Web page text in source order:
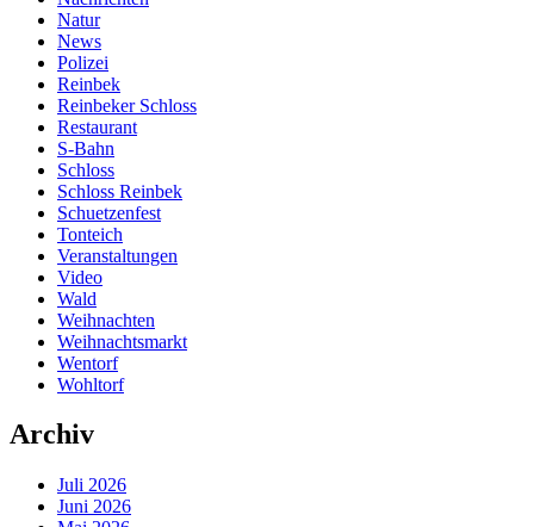
Natur
News
Polizei
Reinbek
Reinbeker Schloss
Restaurant
S-Bahn
Schloss
Schloss Reinbek
Schuetzenfest
Tonteich
Veranstaltungen
Video
Wald
Weihnachten
Weihnachtsmarkt
Wentorf
Wohltorf
Archiv
Juli 2026
Juni 2026